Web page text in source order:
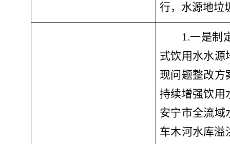
行，水源地垃
1.一是制
式饮用水水源
现问题整改方
持续增强饮用
安宁市全流域
车木河水库溢